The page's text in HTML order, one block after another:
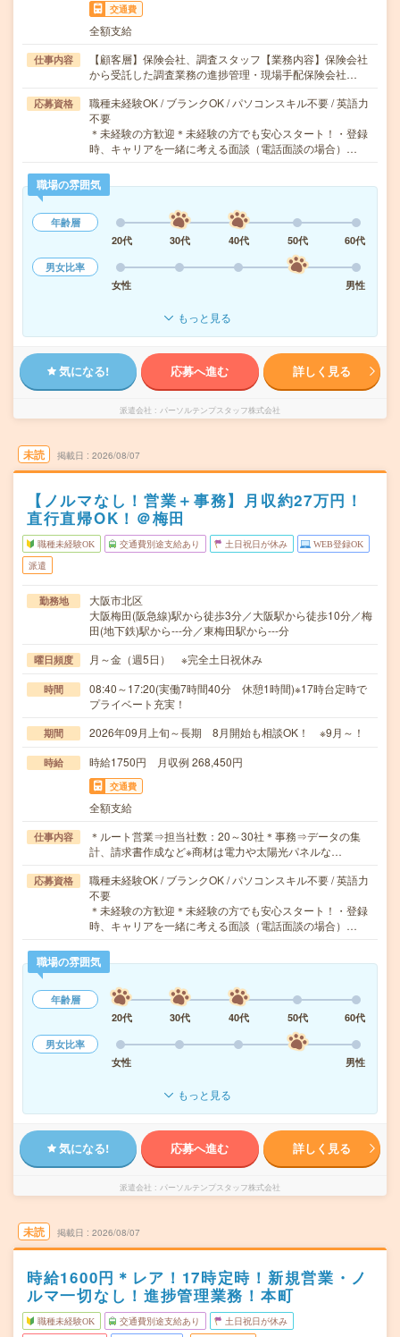
交通費
全額支給
仕事内容
【顧客層】保険会社、調査スタッフ【業務内容】保険会社
から受託した調査業務の進捗管理・現場手配保険会社…
応募資格
職種未経験OK / ブランクOK / パソコンスキル不要 / 英語力
不要
＊未経験の方歓迎＊未経験の方でも安心スタート！・登録
時、キャリアを一緒に考える面談（電話面談の場合）…
職場の雰囲気
年齢層
20代
30代 40代 50代
60代
男女比率
女性
男性
もっと見る
気になる! 応募へ進む 詳しく見る
派遣会社 パーソルテンプスタッフ株式会社
未読 掲載日 2026/08/07
【ノルマなし！営業＋事務】月収約27万円！
直行直帰OK！＠梅田
職種未経験OK 交通費別途支給あり 土日祝日が休み WEB登録OK
派遣
勤務地
大阪市北区
大阪梅田(阪急線)駅から徒歩3分／大阪駅から徒歩10分／梅
田(地下鉄)駅から---分／東梅田駅から---分
曜日頻度 月～金（週5日） ※完全土日祝休み
時間
08:40～17:20(実働7時間40分 休憩1時間)※17時台定時で
プライベート充実！
期間 2026年09月上旬～長期 8月開始も相談OK！ ※9月～！
時給 時給1750円 月収例 268,450円
交通費
全額支給
仕事内容
＊ルート営業⇒担当社数：20～30社＊事務⇒データの集
計、請求書作成など※商材は電力や太陽光パネルな…
応募資格
職種未経験OK / ブランクOK / パソコンスキル不要 / 英語力
不要
＊未経験の方歓迎＊未経験の方でも安心スタート！・登録
時、キャリアを一緒に考える面談（電話面談の場合）…
職場の雰囲気
年齢層
20代
30代 40代 50代
60代
男女比率
女性
男性
もっと見る
気になる! 応募へ進む 詳しく見る
派遣会社 パーソルテンプスタッフ株式会社
未読 掲載日 2026/08/07
時給1600円＊レア！17時定時！新規営業・ノ
ルマ一切なし！進捗管理業務！本町
職種未経験OK 交通費別途支給あり 土日祝日が休み